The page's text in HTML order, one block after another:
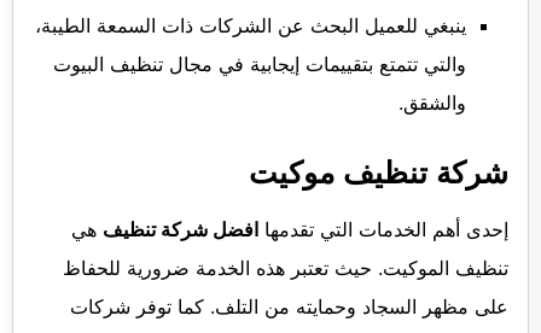
ينبغي للعميل البحث عن الشركات ذات السمعة الطيبة،
والتي تتمتع بتقييمات إيجابية في مجال تنظيف البيوت
والشقق.
شركة تنظيف موكيت
إحدى أهم الخدمات التي تقدمها افضل شركة تنظيف هي
تنظيف الموكيت. حيث تعتبر هذه الخدمة ضرورية للحفاظ
على مظهر السجاد وحمايته من التلف. كما توفر شركات